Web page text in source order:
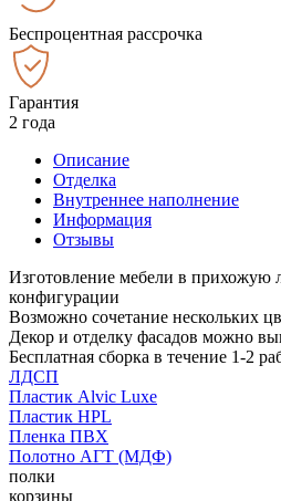
Беспроцентная рассрочка
Гарантия
2 года
Описание
Отделка
Внутреннее наполнение
Информация
Отзывы
Изготовление мебели в прихожую
конфигурации
Возможно сочетание нескольких
Декор и отделку фасадов можно
Бесплатная сборка в течение 1-2
ЛДСП
Пластик Alvic Luxe
Пластик HPL
Пленка ПВХ
Полотно АГТ (МДФ)
полки
корзины